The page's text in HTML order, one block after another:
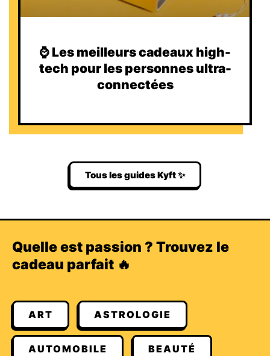
⌚️ Les meilleurs cadeaux high-
tech pour les personnes ultra-
connectées
Tous les guides Kyft ✨
Quelle est passion ? Trouvez le
cadeau parfait 🔥
ART ASTROLOGIE
AUTOMOBILE BEAUTÉ